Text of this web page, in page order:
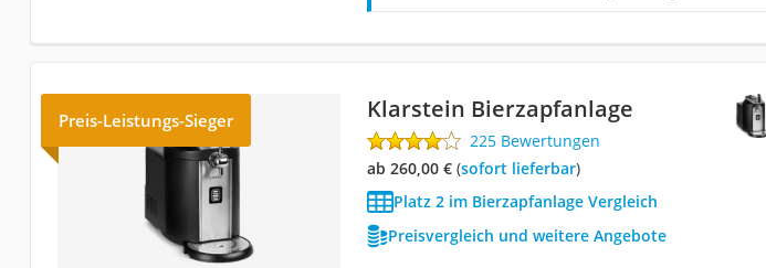
Preis-Leistungs-Sieger Klarstein Bierzapfanlage
225 Bewertungen
ab 260,00 €( Sofort lieferbar)
Platz 2 im Bierzapfanlage Vergleich
Preisvergleich und weitere Angebote